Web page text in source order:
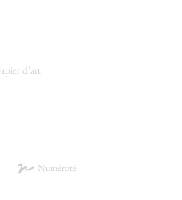
d'art
Numéroté